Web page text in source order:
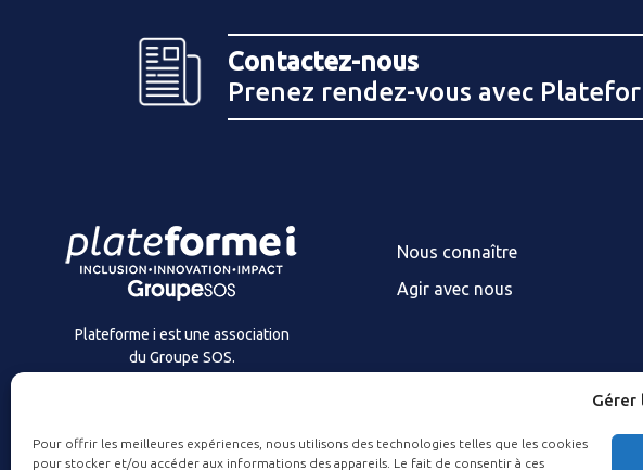
Gérer
Pour offrir les meilleures expériences, nous utilisons des technologies telles que les cookies
pour stocker et/ou accéder aux informations des appareils. Le fait de consentir à ces
Contactez-nous
Prenez rendez-vous avec
Plateforme i est une association
du Groupe SOS.
Nous connaître
Agir avec nous